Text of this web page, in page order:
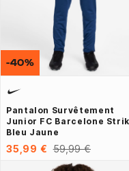
Pantalon Survêtement
Junior FC Barcelone
Bleu Jaune
35,99 € 59,99 €
-40%